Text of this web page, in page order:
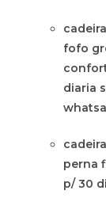
fofo
diaria
perna
p/ 30